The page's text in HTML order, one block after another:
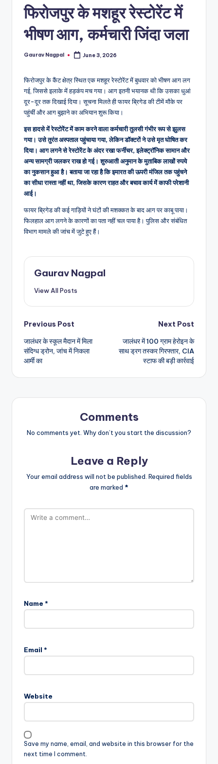
m
फिरोजपुर के मशहूर रेस्टोरेंट में
भीषण आग, कर्मचारी जिंदा जला
Posted
Gaurav Nagpal June 3, 2026
फिरोजपुर के कैंट क्षेत्र स्थित एक मशहूर रेस्टोरेंट में बुधवार को भीषण आग लग
गई, जिससे इलाके में हड़कंप मच गया। आग इतनी भयानक थी कि उसका धुआं
दूर-दूर तक दिखाई दिया। सूचना मिलते ही फायर ब्रिगेड की टीमें मौके पर
पहुंचीं और आग बुझाने का अभियान शुरू किया।
इस हादसे में रेस्टोरेंट में काम करने वाला कर्मचारी तुलसी गंभीर रूप से झुलस
गया। उसे तुरंत अस्पताल पहुंचाया गया, लेकिन डॉक्टरों ने उसे मृत घोषित कर
दिया। आग लगने से रेस्टोरेंट के अंदर रखा फर्नीचर, इलेक्ट्रॉनिक सामान और
अन्य सामग्री जलकर राख हो गई। शुरुआती अनुमान के मुताबिक लाखों रुपये
का नुकसान हुआ है। बताया जा रहा है कि इमारत की ऊपरी मंजिल तक पहुंचने
का सीधा रास्ता नहीं था, जिसके कारण राहत और बचाव कार्य में काफी परेशानी
आई।
फायर ब्रिगेड की कई गाड़ियों ने घंटों की मशक्कत के बाद आग पर काबू पाया।
फिलहाल आग लगने के कारणों का पता नहीं चल पाया है। पुलिस और संबंधित
विभाग मामले की जांच में जुटे हुए हैं।
Gaurav Nagpal
View All Posts
Post
navigation
Previous Post
जालंधर के स्कूल मैदान में मिला
संदिग्ध ड्रोन, जांच में निकला
आर्मी का
Next Post
जालंधर में 100 ग्राम हेरोइन के
साथ ड्रग तस्कर गिरफ्तार, CIA
स्टाफ की बड़ी कार्रवाई
Comments
No comments yet. Why don’t you start the discussion?
Leave a Reply
Your email address will not be published. Required fields
are marked *
Name *
Email *
Website
Save my name, email, and website in this browser for the
next time I comment.